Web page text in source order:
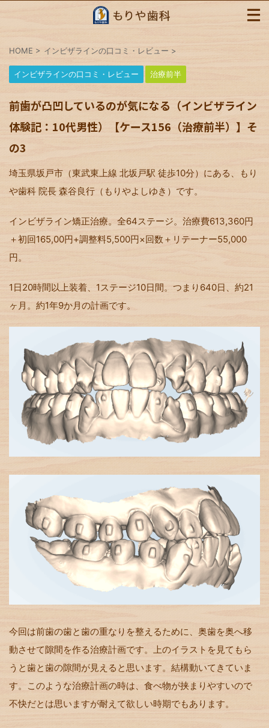
HOME > インビザラインの口コミ・レビュー >
インビザラインの口コミ・レビュー 治療前半
前歯が凸凹しているのが気になる（インビザライン
体験記：10代男性）【ケース156（治療前半）】そ
の3
埼玉県坂戸市（東武東上線 北坂戸駅 徒歩10分）にある、もり
や歯科 院長 森谷良行（もりやよしゆき）です。
インビザライン矯正治療。全64ステージ。治療費613,360円
＋初回165,00円+調整料5,500円×回数＋リテーナー55,000
円。
1日20時間以上装着、1ステージ10日間。つまり640日、約21
ヶ月。約1年9か月の計画です。
今回は前歯の歯と歯の重なりを整えるために、奥歯を奥へ移
動させて隙間を作る治療計画です。上のイラストを見てもら
うと歯と歯の隙間が見えると思います。結構動いてきていま
す。このような治療計画の時は、食べ物が挟まりやすいので
不快だとは思いますが耐えて欲しい時期でもあります。